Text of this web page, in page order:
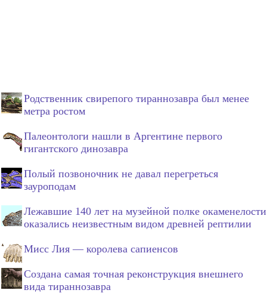
Родственник свирепого тираннозавра был менее
метра ростом
Палеонтологи нашли в Аргентине первого
гигантского динозавра
Полый позвоночник не давал перегреться
зауроподам
Лежавшие 140 лет на музейной полке окаменелости
оказались неизвестным видом древней рептилии
Мисс Лия — королева сапиенсов
Создана самая точная реконструкция внешнего
вида тираннозавра